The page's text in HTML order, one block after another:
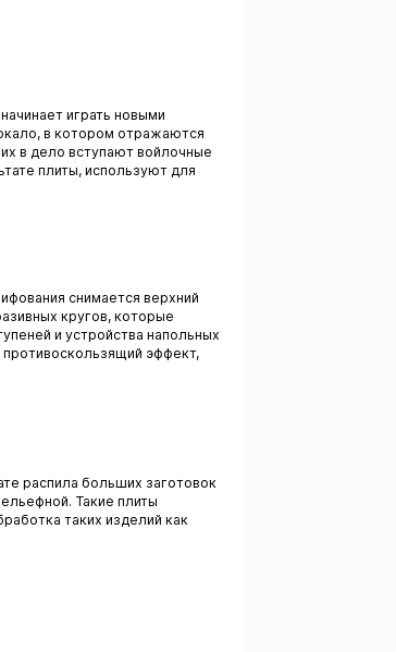
играть новыми
в котором отражаются
в дело вступают войлочные
плиты, используют для
снимается верхний
кругов, которые
и устройства напольных
эффект,
распила больших заготовок
Такие плиты
таких изделий как